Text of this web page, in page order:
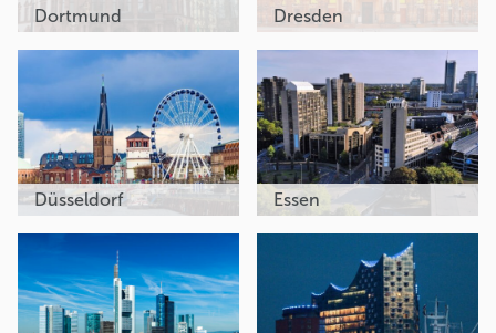
Dortmund Dresden
Düsseldorf Essen